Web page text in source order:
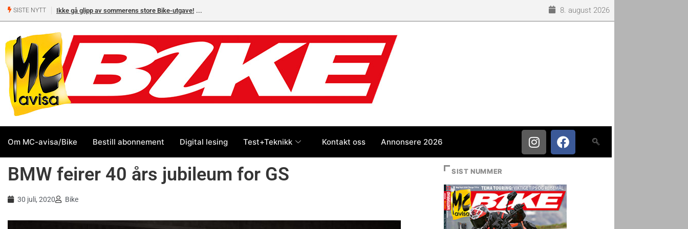
SISTE NYTT Ikke gå glipp av sommerens store Bike-utgave!
Yamaha og BMW
8. august 2026
Om MC-avisa/Bike Bestill abonnement Digital lesing Test+Teknikk Kontakt oss Annonsere 2026
BMW feirer 40 års jubileum for GS
30 juli, 2020 Bike
SIST NUMMER